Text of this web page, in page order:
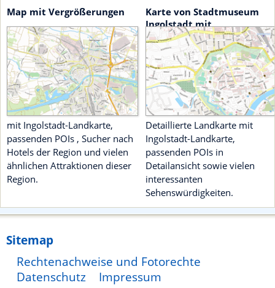
Map mit Vergrößerungen
mit Ingolstadt-Landkarte,
passenden POIs , Sucher nach
Hotels der Region und vielen
ähnlichen Attraktionen dieser
Region.
Karte von Stadtmuseum
Ingolstadt mit
unterschiedlichen Details
Detaillierte Landkarte mit
Ingolstadt-Landkarte,
passenden POIs in
Detailansicht sowie vielen
interessanten
Sehenswürdigkeiten.
Sitemap
Rechtenachweise und Fotorechte
Datenschutz
Impressum